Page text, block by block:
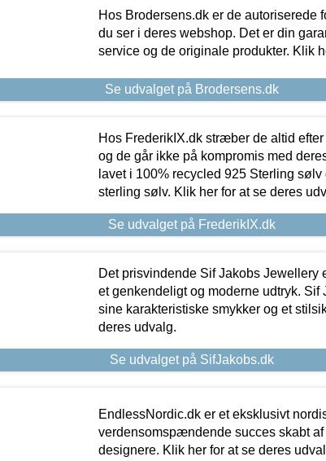
Hos Brodersens.dk er de autoriserede
du ser i deres webshop. Det er din
service og de originale produkter. Klik
Se udvalget på Brodersens.dk
Hos FrederikIX.dk stræber de altid
og de går ikke på kompromis med
lavet i 100% recycled 925 Sterling
sterling sølv. Klik her for at se deres
Se udvalget på FrederikIX.dk
Det prisvindende Sif Jakobs Jewellery
et genkendeligt og moderne udtryk. Sif
sine karakteristiske smykker og et
deres udvalg.
Se udvalget på SifJakobs.dk
EndlessNordic.dk er et eksklusivt
verdensomspændende succes skabt
designere. Klik her for at se deres